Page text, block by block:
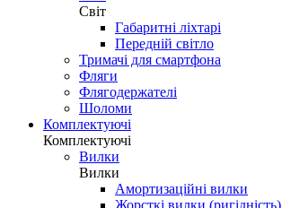
Світ
Габаритні ліхтарі
Передній світло
Тримачі для смартфона
Фляги
Флягодержателі
Шоломи
Комплектуючі
Комплектуючі
Вилки
Вилки
Амортизаційні вилки
Жорсткі вилки (ригідність)